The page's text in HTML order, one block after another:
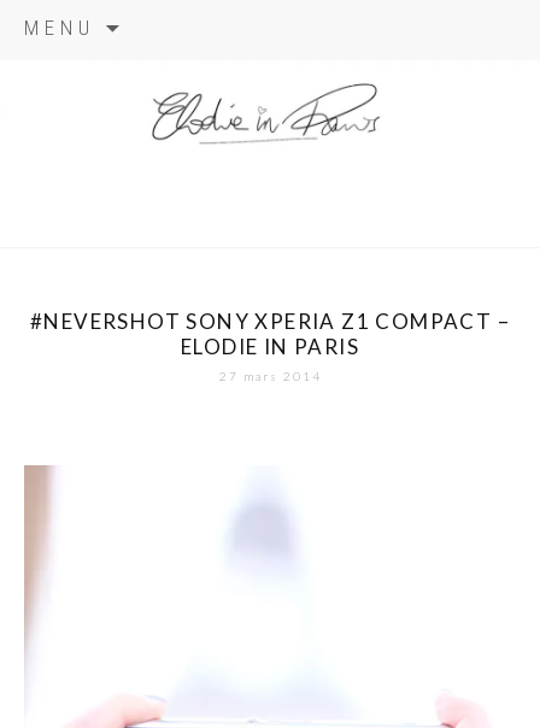
MENU
#NEVERSHOT SONY XPERIA Z1 COMPACT –
ELODIE IN PARIS
27 mars 2014